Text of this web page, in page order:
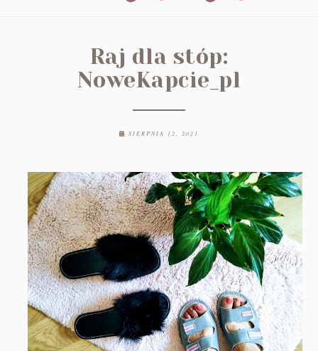
Raj dla stóp:
NoweKapcie_pl
SIERPNIA 12, 2021